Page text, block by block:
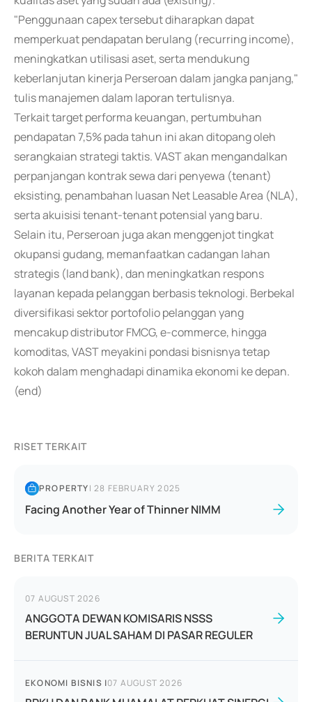
"Penggunaan capex tersebut diharapkan dapat
memperkuat pendapatan berulang (recurring income),
meningkatkan utilisasi aset, serta mendukung
keberlanjutan kinerja Perseroan dalam jangka panjang,"
tulis manajemen dalam laporan tertulisnya.
Terkait target performa keuangan, pertumbuhan
pendapatan 7,5% pada tahun ini akan ditopang oleh
serangkaian strategi taktis. VAST akan mengandalkan
perpanjangan kontrak sewa dari penyewa (tenant)
eksisting, penambahan luasan Net Leasable Area (NLA),
serta akuisisi tenant-tenant potensial yang baru.
Selain itu, Perseroan juga akan menggenjot tingkat
okupansi gudang, memanfaatkan cadangan lahan
strategis (land bank), dan meningkatkan respons
layanan kepada pelanggan berbasis teknologi. Berbekal
diversifikasi sektor portofolio pelanggan yang
mencakup distributor FMCG, e-commerce, hingga
komoditas, VAST meyakini pondasi bisnisnya tetap
kokoh dalam menghadapi dinamika ekonomi ke depan.
(end)
RISET TERKAIT
PROPERTY|28 FEBRUARY 2025
Facing Another Year of Thinner NIMM
BERITA TERKAIT
07 AUGUST 2026
ANGGOTA DEWAN KOMISARIS NSSS
BERUNTUN JUAL SAHAM DI PASAR REGULER
EKONOMI BISNIS |07 AUGUST 2026